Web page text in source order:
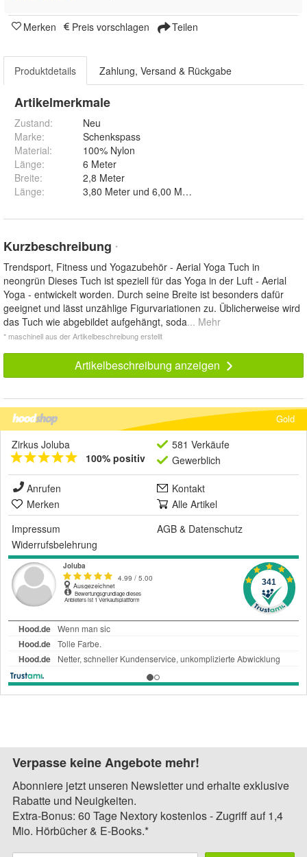
Merken Preis vorschlagen Teilen
Produktdetails Zahlung, Versand & Rückgabe
Artikelmerkmale
Zustand:
Neu
Marke:
Schenkspass
Material:
100% Nylon
Länge:
6 Meter
Breite:
2,8 Meter
Länge: 3,80 Meter und 6,00 Meter
Kurzbeschreibung *
Trendsport, Fitness und Yogazubehör - Aerial Yoga Tuch in
neongrün Dieses Tuch ist speziell für das Yoga in der Luft - Aerial
Yoga - entwickelt worden. Durch seine Breite ist besonders dafür
geeignet und lässt unzählige Figurvariationen zu. Üblicherweise wird
das Tuch wie abgebildet aufgehängt, soda... Mehr
* maschinell aus der Artikelbeschreibung erstellt
Artikelbeschreibung anzeigen
Gold
Zirkus Joluba
100% positiv
581 Verkäufe
Gewerblich
Anrufen
Kontakt
Merken
Alle Artikel
Impressum
AGB & Datenschutz
Widerrufsbelehrung
Verpasse keine Angebote mehr!
Abonniere jetzt unseren Newsletter und erhalte exklusive
Rabatte und Neuigkeiten.
Extra-Bonus: 60 Tage Nextory kostenlos - Zugriff auf 1,4
Mio. Hörbücher & E-Books.*